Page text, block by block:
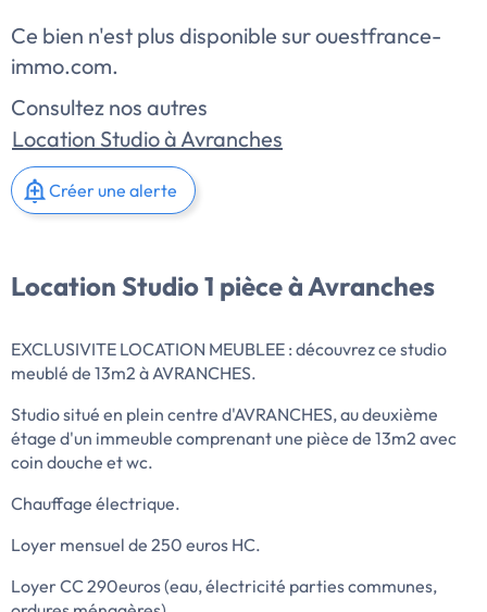
Ce bien n'est plus disponible sur ouestfrance-
immo.com.
Consultez nos autres
Location Studio à Avranches
Créer une alerte
Location Studio 1 pièce à Avranches
EXCLUSIVITE LOCATION MEUBLEE : découvrez ce studio
meublé de 13m2 à AVRANCHES.
Studio situé en plein centre d'AVRANCHES, au deuxième
étage d'un immeuble comprenant une pièce de 13m2 avec
coin douche et wc.
Chauffage électrique.
Loyer mensuel de 250 euros HC.
Loyer CC 290euros (eau, électricité parties communes,